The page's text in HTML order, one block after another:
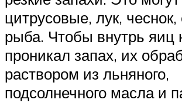
цитрусовые, лук,
рыба. Чтобы внутрь яиц
проникал запах, их
раствором из льняного,
подсолнечного масла и